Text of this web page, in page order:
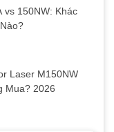
vs 150NW: Khác
Laser M150NW
Mua? 2026